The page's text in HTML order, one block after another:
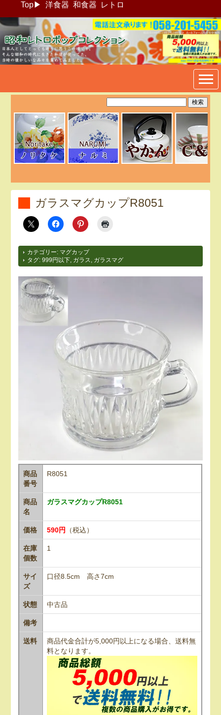
Top▶ 洋食器 和食器 レトロ
昭和レトロポップ食器生活雑
貨通販＠フリマート
ガラスマグカップR8051
カテゴリー: マグカップ
タグ:999円以下 ガラス ガラスマグ
商品
番号
R8051
商品
名
ガラスマグカップR8051
価格 590円 （税込）
在庫
個数
1
サイ
ズ
口径8.5cm 高さ7cm
状態 中古品
備考
送料
商品代金合計が5,000円以上になる場合、送料無
料となります。